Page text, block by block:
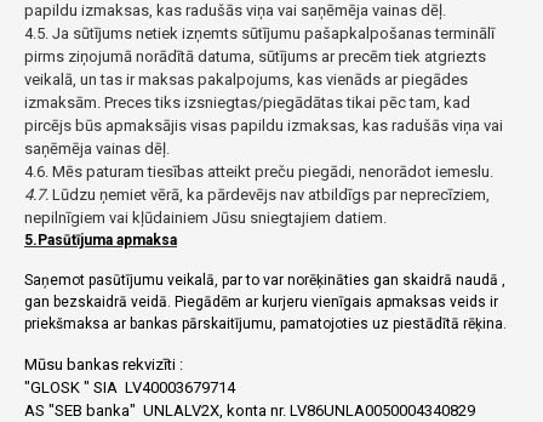
papildu izmaksas, kas radušās viņa vai saņēmēja vainas dēļ.
4.5. Ja sūtījums netiek izņemts sūtījumu pašapkalpošanas terminālī
pirms ziņojumā norādītā datuma, sūtījums ar precēm tiek atgriezts
veikalā, un tas ir maksas pakalpojums, kas vienāds ar piegādes
izmaksām. Preces tiks izsniegtas/piegādātas tikai pēc tam, kad
pircējs būs apmaksājis visas papildu izmaksas, kas radušās viņa vai
saņēmēja vainas dēļ.
4.6. Mēs paturam tiesības atteikt preču piegādi, nenorādot iemeslu.
4.7. Lūdzu ņemiet vērā, ka pārdevējs nav atbildīgs par neprecīziem,
nepilnīgiem vai kļūdainiem Jūsu sniegtajiem datiem.
5.Pasūtījuma apmaksa
Saņemot pasūtījumu veikalā, par to var norēķināties gan skaidrā naudā ,
gan bezskaidrā veidā. Piegādēm ar kurjeru vienīgais apmaksas veids ir
priekšmaksa ar bankas pārskaitījumu, pamatojoties uz piestādītā rēķina.
Mūsu bankas rekvizīti :
"GLOSK " SIA LV40003679714
AS "SEB banka" UNLALV2X, konta nr. LV86UNLA0050004340829